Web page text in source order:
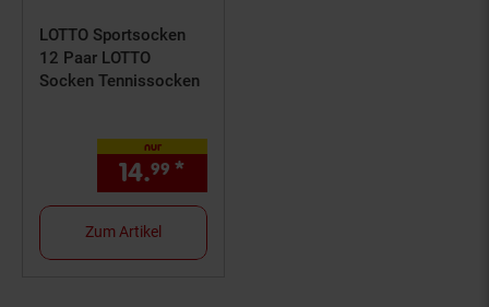
LOTTO Sportsocken
12 Paar LOTTO
Socken Tennissocken
nur
14.99 *
Zum Artikel